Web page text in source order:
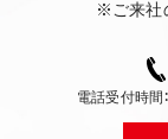
※ご来社の
電話受付時